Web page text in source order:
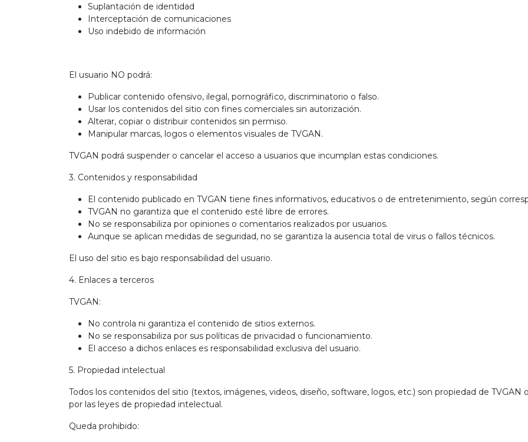
Suplantación de identidad
Interceptación de comunicaciones
Uso indebido de información
El usuario NO podrá:
Publicar contenido ofensivo, ilegal, pornográfico, discriminatorio o falso.
Usar los contenidos del sitio con fines comerciales sin autorización.
Alterar, copiar o distribuir contenidos sin permiso.
Manipular marcas, logos o elementos visuales de TVGAN.
TVGAN podrá suspender o cancelar el acceso a usuarios que incumplan estas condiciones.
3. Contenidos y responsabilidad
El contenido publicado en TVGAN tiene fines informativos, educativos o de entretenimiento, según
TVGAN no garantiza que el contenido esté libre de errores.
No se responsabiliza por opiniones o comentarios realizados por usuarios.
Aunque se aplican medidas de seguridad, no se garantiza la ausencia total de virus o fallos técnicos.
El uso del sitio es bajo responsabilidad del usuario.
4. Enlaces a terceros
TVGAN:
No controla ni garantiza el contenido de sitios externos.
No se responsabiliza por sus políticas de privacidad o funcionamiento.
El acceso a dichos enlaces es responsabilidad exclusiva del usuario.
5. Propiedad intelectual
Todos los contenidos del sitio (textos, imágenes, videos, diseño, software, logos, etc.) son propiedad de
por las leyes de propiedad intelectual.
Queda prohibido: